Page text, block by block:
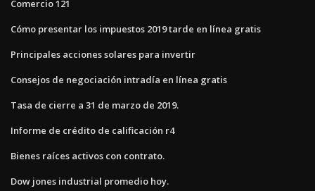
Comercio 121
Cómo presentar los impuestos 2019 tarde en línea gratis
Principales acciones solares para invertir
Consejos de negociación intradía en línea gratis
Tasa de cierre a 31 de marzo de 2019.
Informe de crédito de calificación r4
Bienes raíces activos con contrato.
Dow jones industrial promedio hoy.